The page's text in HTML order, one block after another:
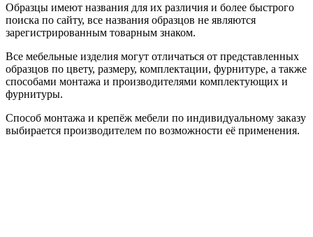
Образцы имеют названия для их различия и более быстрого
поиска по сайту, все названия образцов не являются
зарегистрированным товарным знаком.
Все мебельные изделия могут отличаться от представленных
образцов по цвету, размеру, комплектации, фурнитуре, а также
способами монтажа и производителями комплектующих и
фурнитуры.
Способ монтажа и крепёж мебели по индивидуальному заказу
выбирается производителем по возможности её применения.